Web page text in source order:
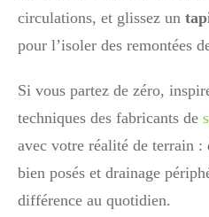
circulations, et glissez un
pour l’isoler des remontées
Si vous partez de zéro,
techniques des fabricants de
avec votre réalité de terrain
bien posés et drainage
différence au quotidien.